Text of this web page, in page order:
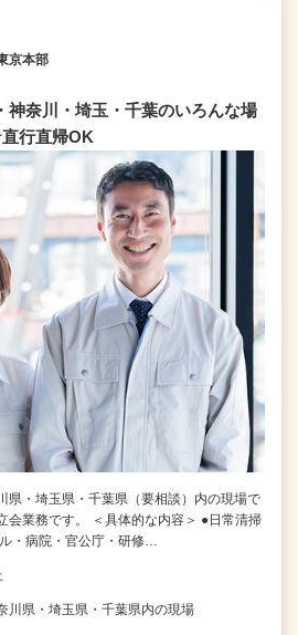
京本部
神奈川・埼玉・千葉のいろんな場
行直帰OK
県・埼玉県・千葉県（要相談）内の現場で
会業務です。 ＜具体的な内容＞ ●日常清掃
・病院・官公庁・研修…
川県・埼玉県・千葉県内の現場